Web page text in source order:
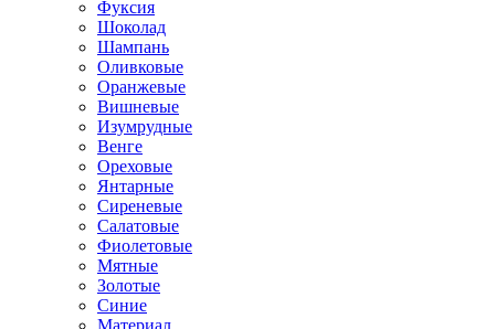
Фуксия
Шоколад
Шампань
Оливковые
Оранжевые
Вишневые
Изумрудные
Венге
Ореховые
Янтарные
Сиреневые
Салатовые
Фиолетовые
Мятные
Золотые
Синие
Материал